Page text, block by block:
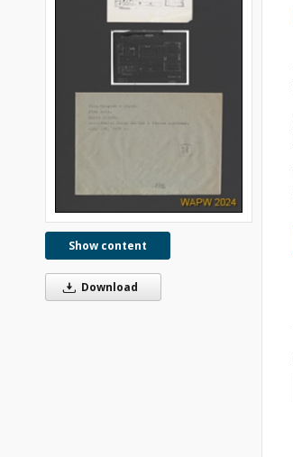
Show content
Download